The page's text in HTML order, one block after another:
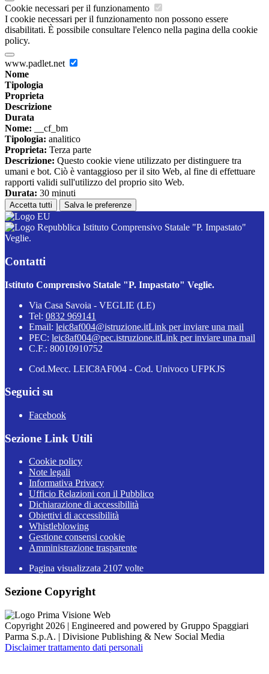
Cookie necessari per il funzionamento
I cookie necessari per il funzionamento non possono essere
disabilitati. È possibile consultare l'elenco nella pagina della cookie
policy.
www.padlet.net
Nome
Tipologia
Proprieta
Descrizione
Durata
Nome: __cf_bm
Tipologia: analitico
Proprieta: Terza parte
Descrizione: Questo cookie viene utilizzato per distinguere tra
umani e bot. Ciò è vantaggioso per il sito Web, al fine di effettuare
rapporti validi sull'utilizzo del proprio sito Web.
Durata: 30 minuti
Accetta tutti Salva le preferenze
Istituto Comprensivo Statale "P. Impastato"
Veglie.
Contatti
Istituto Comprensivo Statale "P. Impastato" Veglie.
Via Casa Savoia - VEGLIE (LE)
Tel: 0832 969141
Email: leic8af004@istruzione.itLink per inviare una mail
PEC: leic8af004@pec.istruzione.itLink per inviare una mail
C.F.: 80010910752
Cod.Mecc. LEIC8AF004 - Cod. Univoco UFPKJS
Seguici su
Facebook
Sezione Link Utili
Cookie policy
Note legali
Informativa Privacy
Ufficio Relazioni con il Pubblico
Dichiarazione di accessibilità
Obiettivi di accessibilità
Whistleblowing
Gestione consensi cookie
Amministrazione trasparente
Pagina visualizzata 2107 volte
Sezione Copyright
Copyright 2026 | Engineered and powered by Gruppo Spaggiari
Parma S.p.A. | Divisione Publishing & New Social Media
Disclaimer trattamento dati personali